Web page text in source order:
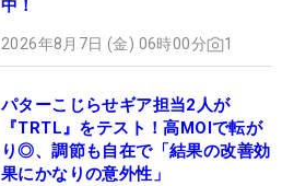
中！
2026年8月7日 (金) 06時00分 1
パターこじらせギア担当2人が
『TRTL』をテスト！高MOIで転が
り◎、調節も自在で「結果の改善効
果にかなりの意外性」